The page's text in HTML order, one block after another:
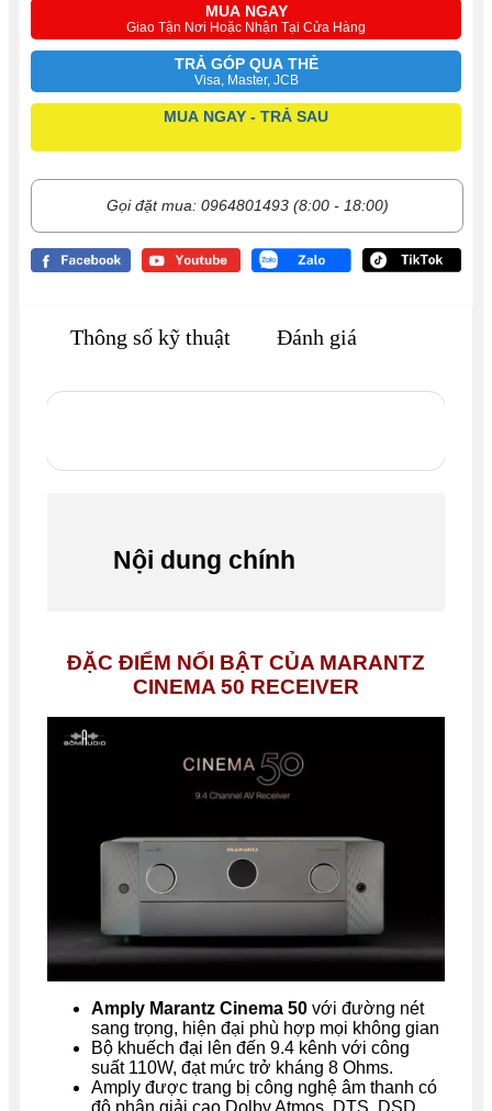
MUA NGAY
Giao Tận Nơi Hoặc Nhận Tại Cửa Hàng
TRẢ GÓP QUA THẺ
Visa, Master, JCB
MUA NGAY - TRẢ SAU
Gọi đặt mua: 0964801493 (8:00 - 18:00)
Thông số kỹ thuật Đánh giá
Nội dung chính
ĐẶC ĐIỂM NỔI BẬT CỦA MARANTZ
CINEMA 50 RECEIVER
Amply Marantz Cinema 50 với đường nét
sang trọng, hiện đại phù hợp mọi không gian
Bộ khuếch đại lên đến 9.4 kênh với công
suất 110W, đạt mức trở kháng 8 Ohms.
Amply được trang bị công nghệ âm thanh có
độ phân giải cao Dolby Atmos, DTS, DSD